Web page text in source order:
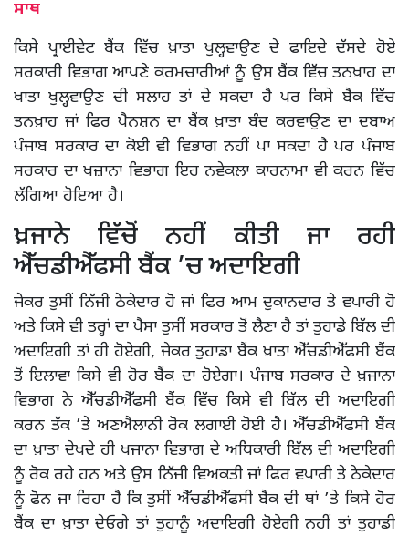
ਸਾਥ
ਕਿਸੇ ਪ੍ਰਾਈਵੇਟ ਬੈਂਕ ਵਿੱਚ ਖ਼ਾਤਾ ਖੁਲ੍ਹਵਾਉਣ ਦੇ ਫਾਇਦੇ ਦੱਸਦੇ ਹੋਏ
ਸਰਕਾਰੀ ਵਿਭਾਗ ਆਪਣੇ ਕਰਮਚਾਰੀਆਂ ਨੂੰ ਉਸ ਬੈਂਕ ਵਿੱਚ ਤਨਖ਼ਾਹ ਦਾ
ਖਾਤਾ ਖੁਲ੍ਹਵਾਉਣ ਦੀ ਸਲਾਹ ਤਾਂ ਦੇ ਸਕਦਾ ਹੈ ਪਰ ਕਿਸੇ ਬੈਂਕ ਵਿੱਚ
ਤਨਖ਼ਾਹ ਜਾਂ ਫਿਰ ਪੈਨਸ਼ਨ ਦਾ ਬੈਂਕ ਖ਼ਾਤਾ ਬੰਦ ਕਰਵਾਉਣ ਦਾ ਦਬਾਅ
ਪੰਜਾਬ ਸਰਕਾਰ ਦਾ ਕੋਈ ਵੀ ਵਿਭਾਗ ਨਹੀਂ ਪਾ ਸਕਦਾ ਹੈ ਪਰ ਪੰਜਾਬ
ਸਰਕਾਰ ਦਾ ਖਜ਼ਾਨਾ ਵਿਭਾਗ ਇਹ ਨਵੇਕਲਾ ਕਾਰਨਾਮਾ ਵੀ ਕਰਨ ਵਿੱਚ
ਲੱਗਿਆ ਹੋਇਆ ਹੈ।
ਖ਼ਜਾਨੇ ਵਿੱਚੋਂ ਨਹੀਂ ਕੀਤੀ ਜਾ ਰਹੀ
ਐੱਚਡੀਐੱਫਸੀ ਬੈਂਕ ’ਚ ਅਦਾਇਗੀ
ਜੇਕਰ ਤੁਸੀਂ ਨਿੱਜੀ ਠੇਕੇਦਾਰ ਹੋ ਜਾਂ ਫਿਰ ਆਮ ਦੁਕਾਨਦਾਰ ਤੇ ਵਪਾਰੀ ਹੋ
ਅਤੇ ਕਿਸੇ ਵੀ ਤਰ੍ਹਾਂ ਦਾ ਪੈਸਾ ਤੁਸੀਂ ਸਰਕਾਰ ਤੋਂ ਲੈਣਾ ਹੈ ਤਾਂ ਤੁਹਾਡੇ ਬਿੱਲ ਦੀ
ਅਦਾਇਗੀ ਤਾਂ ਹੀ ਹੋਏਗੀ, ਜੇਕਰ ਤੁਹਾਡਾ ਬੈਂਕ ਖ਼ਾਤਾ ਐੱਚਡੀਐੱਫਸੀ ਬੈਂਕ
ਤੋਂ ਇਲਾਵਾ ਕਿਸੇ ਵੀ ਹੋਰ ਬੈਂਕ ਦਾ ਹੋਏਗਾ। ਪੰਜਾਬ ਸਰਕਾਰ ਦੇ ਖ਼ਜਾਨਾ
ਵਿਭਾਗ ਨੇ ਐੱਚਡੀਐੱਫਸੀ ਬੈਂਕ ਵਿੱਚ ਕਿਸੇ ਵੀ ਬਿੱਲ ਦੀ ਅਦਾਇਗੀ
ਕਰਨ ਤੱਕ ’ਤੇ ਅਣਐਲਾਨੀ ਰੋਕ ਲਗਾਈ ਹੋਈ ਹੈ। ਐੱਚਡੀਐੱਫਸੀ ਬੈਂਕ
ਦਾ ਖ਼ਾਤਾ ਦੇਖਦੇ ਹੀ ਖਜਾਨਾ ਵਿਭਾਗ ਦੇ ਅਧਿਕਾਰੀ ਬਿੱਲ ਦੀ ਅਦਾਇਗੀ
ਨੂੰ ਰੋਕ ਰਹੇ ਹਨ ਅਤੇ ਉਸ ਨਿੱਜੀ ਵਿਅਕਤੀ ਜਾਂ ਫਿਰ ਵਪਾਰੀ ਤੇ ਠੇਕੇਦਾਰ
ਨੂੰ ਫੋਨ ਜਾ ਰਿਹਾ ਹੈ ਕਿ ਤੁਸੀਂ ਐੱਚਡੀਐੱਫਸੀ ਬੈਂਕ ਦੀ ਥਾਂ ’ਤੇ ਕਿਸੇ ਹੋਰ
ਬੈਂਕ ਦਾ ਖ਼ਾਤਾ ਦੇਓਗੇ ਤਾਂ ਤੁਹਾਨੂੰ ਅਦਾਇਗੀ ਹੋਏਗੀ ਨਹੀਂ ਤਾਂ ਤੁਹਾਡੀ